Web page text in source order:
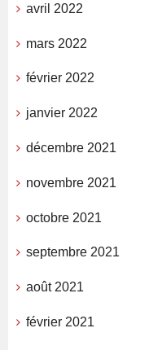
avril 2022
mars 2022
février 2022
janvier 2022
décembre 2021
novembre 2021
octobre 2021
septembre 2021
août 2021
février 2021